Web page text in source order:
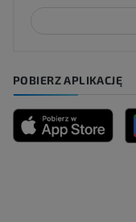
POBIERZ APLIKACJĘ